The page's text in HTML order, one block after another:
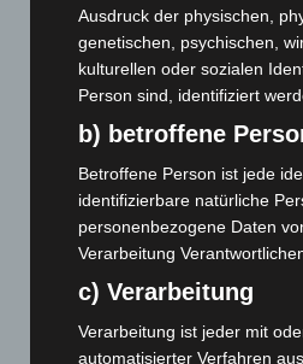
A2: Zweite Turbobaustelle
und Bothfeld
Niedersachsen: Feuerwehrkräfte
7. August 2026
Hannover: Erste Tigermücken-
entdeckt
7. August 2026
Brand im „Haus der Begegnung“
eingedämmt
Ausdruck der physischen,
genetischen, psychischen,
kulturellen oder sozialen
Person sind, identifiziert
b) betroffene
Betroffene Person ist jede
identifizierbare natürliche
personenbezogene Daten
Verarbeitung
c) Verarbeitung
Verarbeitung ist jeder mit
automatisierter Verfahren